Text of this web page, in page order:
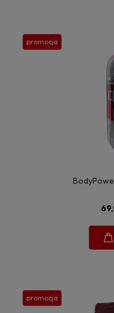
promocja
promocja